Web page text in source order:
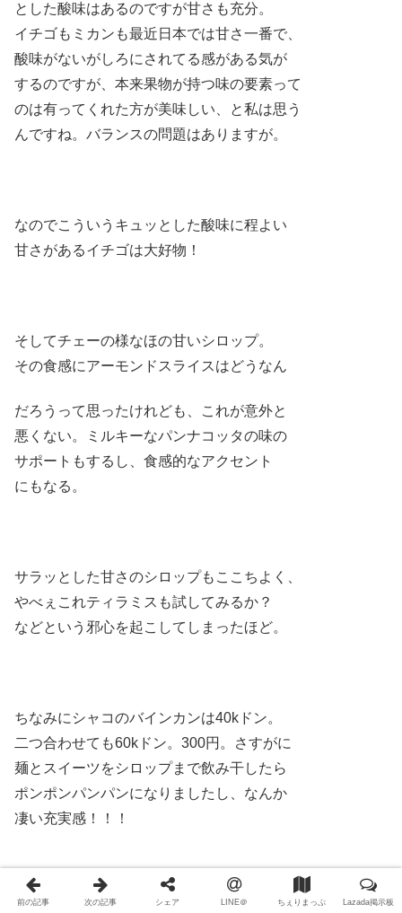
とした酸味はあるのですが甘さも充分。
イチゴもミカンも最近日本では甘さ一番で、
酸味がないがしろにされてる感がある気が
するのですが、本来果物が持つ味の要素って
のは有ってくれた方が美味しい、と私は思う
んですね。バランスの問題はありますが。
なのでこういうキュッとした酸味に程よい
甘さがあるイチゴは大好物！
そしてチェーの様なほの甘いシロップ。
その食感にアーモンドスライスはどうなん
だろうって思ったけれども、これが意外と
悪くない。ミルキーなパンナコッタの味の
サポートもするし、食感的なアクセント
にもなる。
サラッとした甘さのシロップもここちよく、
やべぇこれティラミスも試してみるか？
などという邪心を起こしてしまったほど。
ちなみにシャコのバインカンは40kドン。
二つ合わせても60kドン。300円。さすがに
麺とスイーツをシロップまで飲み干したら
ポンポンパンパンになりましたし、なんか
凄い充実感！！！
いいわ、この店。
前の記事 次の記事 シェア LINE＠ ちぇりまっぷ Lazada掲示板